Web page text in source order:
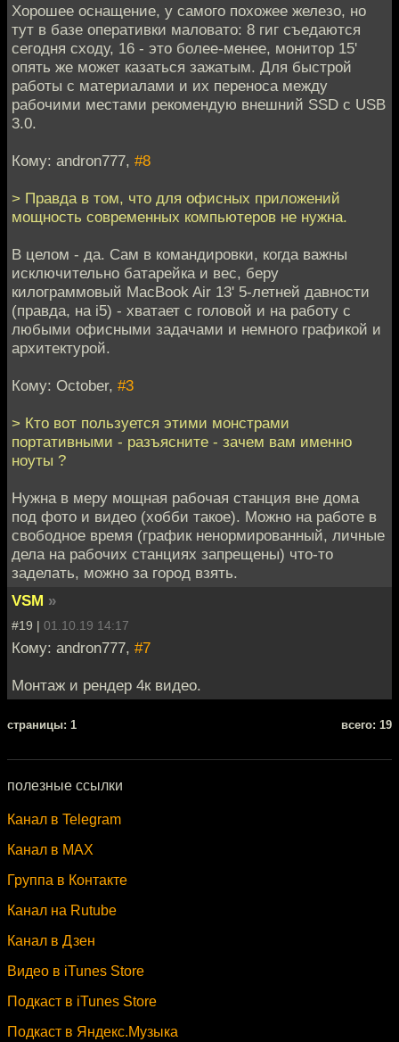
Хорошее оснащение, у самого похожее железо, но
тут в базе оперативки маловато: 8 гиг съедаются
сегодня сходу, 16 - это более-менее, монитор 15'
опять же может казаться зажатым. Для быстрой
работы с материалами и их переноса между
рабочими местами рекомендую внешний SSD с USB
3.0.
Кому: andron777, #8
> Правда в том, что для офисных приложений
мощность современных компьютеров не нужна.
В целом - да. Сам в командировки, когда важны
исключительно батарейка и вес, беру
килограммовый MacBook Air 13' 5-летней давности
(правда, на i5) - хватает с головой и на работу с
любыми офисными задачами и немного графикой и
архитектурой.
Кому: October, #3
> Кто вот пользуется этими монстрами
портативными - разъясните - зачем вам именно
ноуты ?
Нужна в меру мощная рабочая станция вне дома
под фото и видео (хобби такое). Можно на работе в
свободное время (график ненормированный, личные
дела на рабочих станциях запрещены) что-то
заделать, можно за город взять.
VSM »
#19 | 01.10.19 14:17
Кому: andron777, #7
Монтаж и рендер 4к видео.
cтраницы: 1 всего: 19
полезные ссылки
Канал в Telegram
Канал в MAX
Группа в Контакте
Канал на Rutube
Канал в Дзен
Видео в iTunes Store
Подкаст в iTunes Store
Подкаст в Яндекс.Музыка